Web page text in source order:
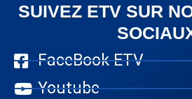
SUIVEZ ETV SUR
FaceBook ETV
Youtube